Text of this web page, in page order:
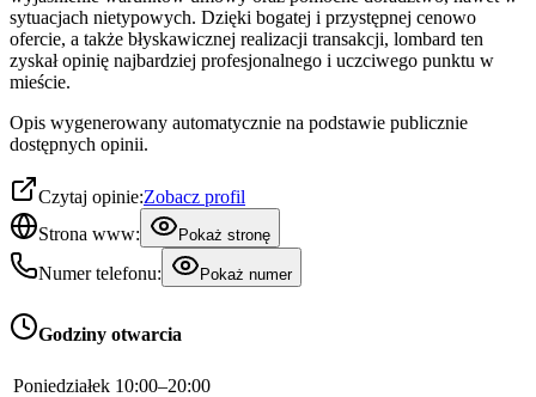
sytuacjach nietypowych. Dzięki bogatej i przystępnej cenowo
ofercie, a także błyskawicznej realizacji transakcji, lombard ten
zyskał opinię najbardziej profesjonalnego i uczciwego punktu w
mieście.
Opis wygenerowany automatycznie na podstawie publicznie
dostępnych opinii.
Czytaj opinie:Zobacz profil
Strona www:
Pokaż stronę
Numer telefonu: Pokaż numer
Godziny otwarcia
Poniedziałek 10:00–20:00